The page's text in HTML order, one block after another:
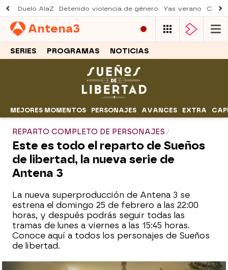
Duelo AlaZ Detenido violencia de género Yas verano
Antena3
SERIES PROGRAMAS NOTICIAS
MEJORES MOMENTOS PERSONAJES AVANCES EXTRA
REPARTO COMPLETO DE PERSONAJES
Este es todo el reparto de Sueños
de libertad, la nueva serie de
Antena 3
La nueva superproducción de Antena 3 se
estrena el domingo 25 de febrero a las 22:00
horas, y después podrás seguir todas las
tramas de lunes a viernes a las 15:45 horas.
Conoce aquí a todos los personajes de Sueños
de libertad.